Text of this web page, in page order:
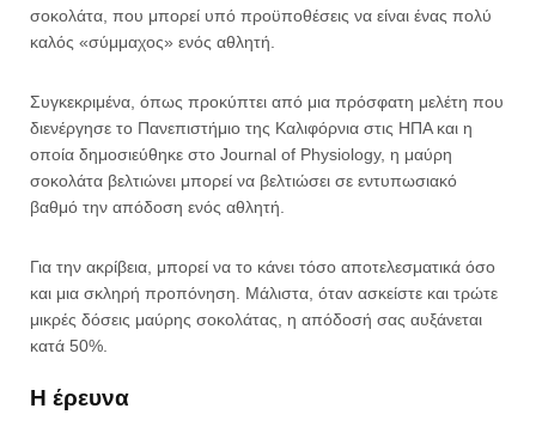
σοκολάτα, που μπορεί υπό προϋποθέσεις να είναι ένας πολύ
καλός «σύμμαχος» ενός αθλητή.
Συγκεκριμένα, όπως προκύπτει από μια πρόσφατη μελέτη που
διενέργησε το Πανεπιστήμιο της Καλιφόρνια στις ΗΠΑ και η
οποία δημοσιεύθηκε στο Journal of Physiology, η μαύρη
σοκολάτα βελτιώνει μπορεί να βελτιώσει σε εντυπωσιακό
βαθμό την απόδοση ενός αθλητή.
Για την ακρίβεια, μπορεί να το κάνει τόσο αποτελεσματικά όσο
και μια σκληρή προπόνηση. Μάλιστα, όταν ασκείστε και τρώτε
μικρές δόσεις μαύρης σοκολάτας, η απόδοσή σας αυξάνεται
κατά 50%.
Η έρευνα